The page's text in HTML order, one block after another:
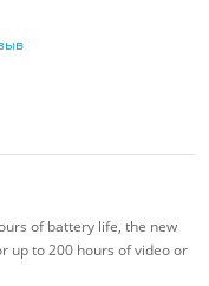
of battery life, the new
up to 200 hours of video or